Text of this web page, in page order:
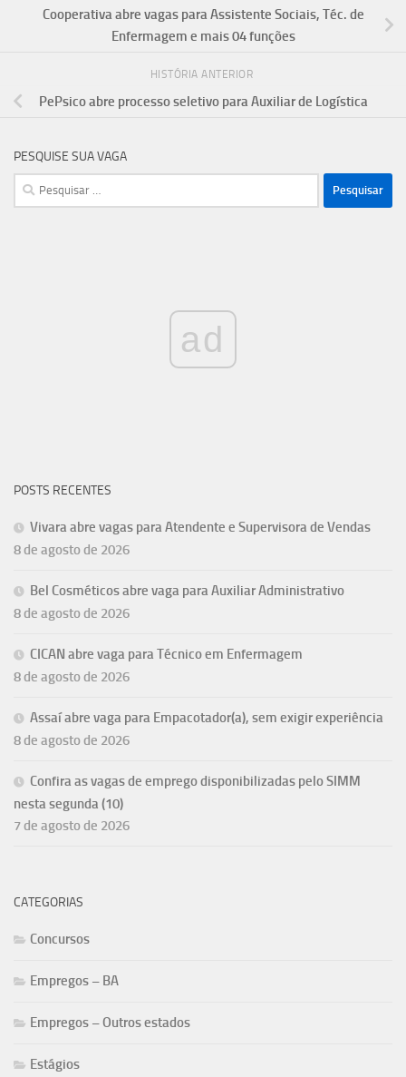
Cooperativa abre vagas para Assistente Sociais, Téc. de
Enfermagem e mais 04 funções
HISTÓRIA ANTERIOR
PePsico abre processo seletivo para Auxiliar de Logística
PESQUISE SUA VAGA
Pesquisar
por:
ad
POSTS RECENTES
Vivara abre vagas para Atendente e Supervisora de Vendas
8 de agosto de 2026
Bel Cosméticos abre vaga para Auxiliar Administrativo
8 de agosto de 2026
CICAN abre vaga para Técnico em Enfermagem
8 de agosto de 2026
Assaí abre vaga para Empacotador(a), sem exigir experiência
8 de agosto de 2026
Confira as vagas de emprego disponibilizadas pelo SIMM
nesta segunda (10)
7 de agosto de 2026
CATEGORIAS
Concursos
Empregos – BA
Empregos – Outros estados
Estágios